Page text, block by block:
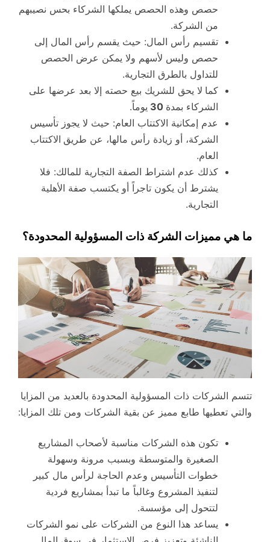
حصص وهذه الحصص يملكها الشركاء بحس نصيبهم
من الشركة.
تقسيم رأس المال: حيث يقسم رأس المال إلى
حصص وليس لأسهم ولا يمكن عرض الحصص
للتداول بالطرق التجارية.
كما لا يحق للشريك بيع حصته إلا بعد عرضها على
الشركاء بمدة
يوماً.
عدم إمكانية الاكتتاب العام: حيث لا يجوز تأسيس
الشركة، أو زيادة رأس مالها، عن طريق الاكتتاب
العام.
كذلك عدم اشتراط الصفة التجارية للمالك: فلا
يشترط أن يكون تاجراً أو يكتسب صفة الأهلية
التجارية.
ما هي مميزات الشركة ذات المسؤولية المحدودة؟
تتسم الشركات ذات المسؤولية المحدودة بالعديد من المزايا
والتي تعطيها طابع مميز عن بقية الشركات ومن تلك المزايا:
تكون هذه الشركات مناسبة لأصحاب المشاريع
الصغيرة والمتوسطة وبسبب مرونة وسهولة
خطوات التأسيس وعدم الحاجة لرأس مال كبير
لتنفيذ المشروع وغالباً ما تبدأ بمشاريع فردية
لتتحول إلى مؤسسة.
يساعد هذا النوع من الشركات على نمو الشركات